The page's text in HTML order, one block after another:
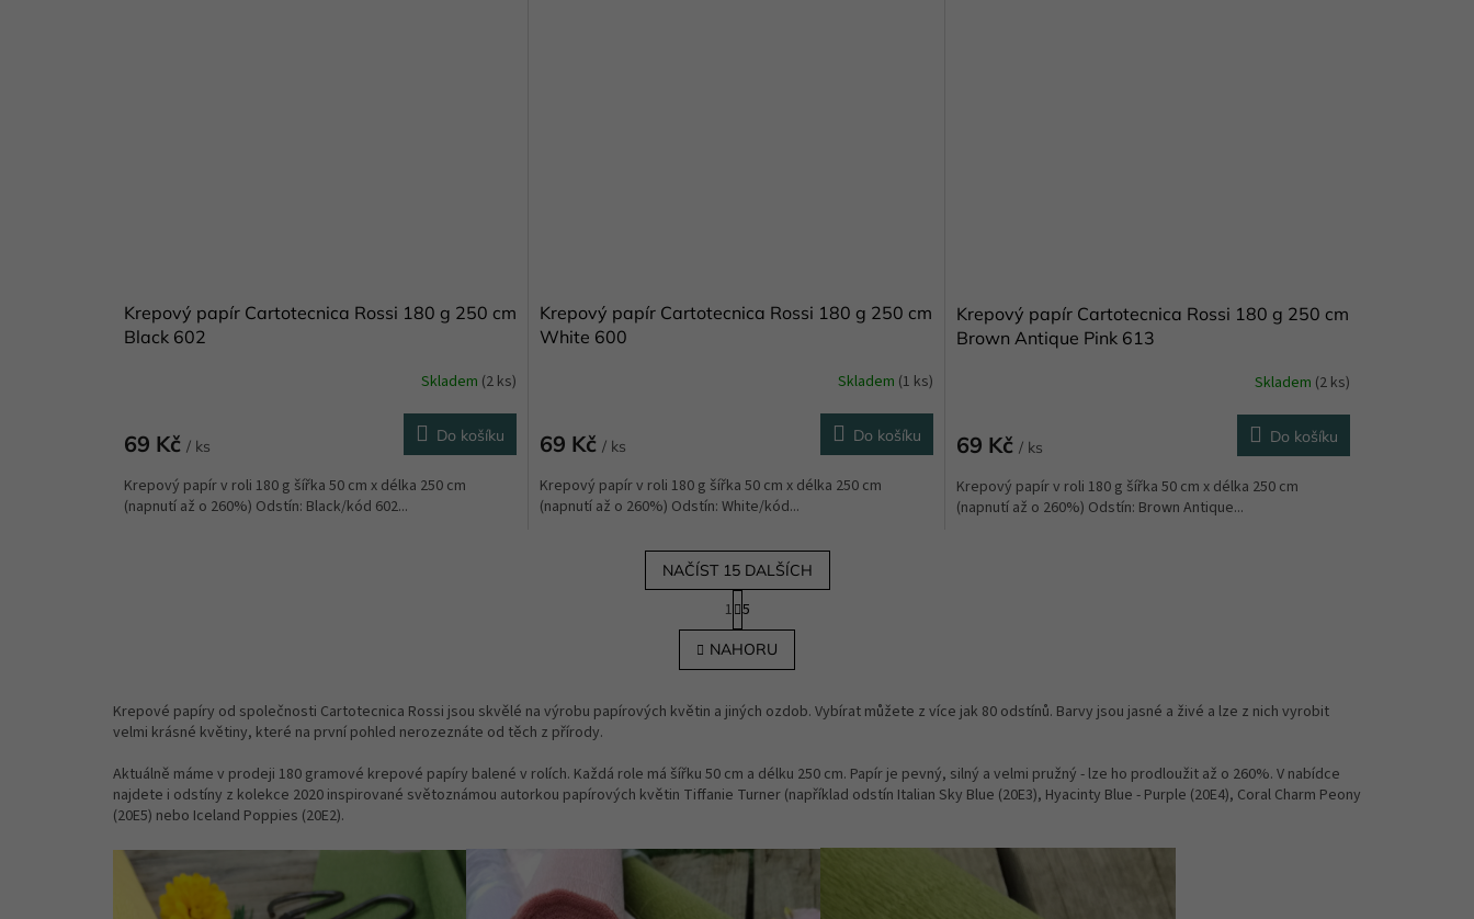
Krepový papír Cartotecnica Rossi 180 g 250 cm
Black 602
Skladem (2 ks)
69 Kč / ks
Do košíku
Krepový papír v roli 180 g šířka 50 cm x délka 250 cm
(napnutí až o 260%) Odstín: Black/kód 602...
Krepový papír Cartotecnica Rossi 180 g 250 cm
White 600
Skladem (1 ks)
69 Kč/ ks
Do košíku
Krepový papír v roli 180 g šířka 50 cm x délka 250 cm
(napnutí až o 260%) Odstín: White/kód...
Krepový papír Cartotecnica Rossi 180 g 250 cm
Brown Antique Pink 613
Skladem (2 ks)
69 Kč / ks
Do košíku
Krepový papír v roli 180 g šířka 50 cm x délka 250 cm
(napnutí až o 260%) Odstín: Brown Antique...
O
v
d
a
í
p
r
k
ý
NAČÍST 15 DALŠÍCH
S
t
r
á
n
o
n
í
1 5
NAHORU
Krepové papíry od společnosti Cartotecnica Rossi jsou skvělé na výrobu papírových květin a jiných ozdob. Vybírat můžete z více jak 80 odstínů. Barvy jsou jasné a živé a lze z nich vyrobit
velmi krásné květiny, které na první pohled nerozeznáte od těch z přírody.
Aktuálně máme v prodeji 180 gramové krepové papíry balené v rolích. Každá role má šířku 50 cm a délku 250 cm. Papír je pevný, silný a velmi pružný - lze ho prodloužit až o 260%. V nabídce
najdete i odstíny z kolekce 2020 inspirované světoznámou autorkou papírových květin Tiffanie Turner (například odstín Italian Sky Blue (20E3), Hyacinty Blue - Purple (20E4), Coral Charm Peony
(20E5) nebo Iceland Poppies (20E2).